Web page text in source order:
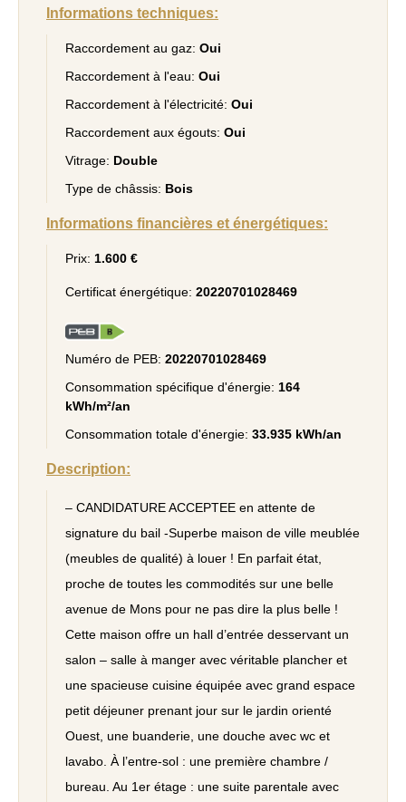
Informations techniques:
Raccordement au gaz: Oui
Raccordement à l'eau: Oui
Raccordement à l'électricité: Oui
Raccordement aux égouts: Oui
Vitrage: Double
Type de châssis: Bois
Informations financières et énergétiques:
Prix: 1.600 €
Certificat énergétique: 20220701028469
Numéro de PEB: 20220701028469
Consommation spécifique d'énergie: 164
kWh/m²/an
Consommation totale d'énergie: 33.935 kWh/an
Description:
– CANDIDATURE ACCEPTEE en attente de
signature du bail -Superbe maison de ville meublée
(meubles de qualité) à louer ! En parfait état,
proche de toutes les commodités sur une belle
avenue de Mons pour ne pas dire la plus belle !
Cette maison offre un hall d’entrée desservant un
salon – salle à manger avec véritable plancher et
une spacieuse cuisine équipée avec grand espace
petit déjeuner prenant jour sur le jardin orienté
Ouest, une buanderie, une douche avec wc et
lavabo. À l’entre-sol : une première chambre /
bureau. Au 1er étage : une suite parentale avec